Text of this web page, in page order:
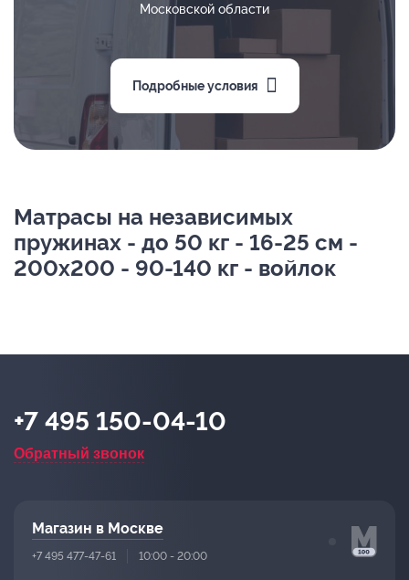
Московской области
Подробные условия
Матрасы на независимых
пружинах - до 50 кг - 16-25 см -
200х200 - 90-140 кг - войлок
+7 495 150-04-10
Обратный звонок
Магазин в Москве
+7 495 477-47-61 10:00 - 20:00